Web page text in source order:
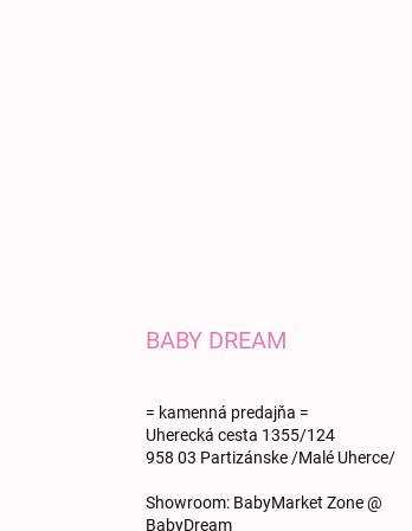
BABY DREAM
= kamenná predajňa =
Uherecká cesta 1355/124
958 03 Partizánske /Malé Uherce/
Showroom: BabyMarket Zone @
BabyDream